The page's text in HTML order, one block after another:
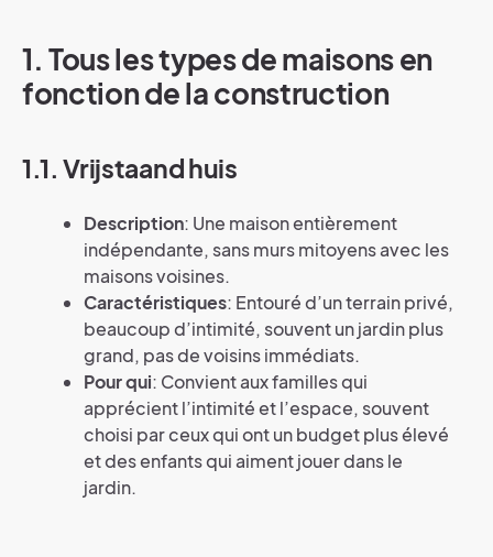
1. Tous les types de maisons en
fonction de la construction
1.1. Vrijstaand huis
Description: Une maison entièrement
indépendante, sans murs mitoyens avec les
maisons voisines.
Caractéristiques: Entouré d’un terrain privé,
beaucoup d’intimité, souvent un jardin plus
grand, pas de voisins immédiats.
Pour qui: Convient aux familles qui
apprécient l’intimité et l’espace, souvent
choisi par ceux qui ont un budget plus élevé
et des enfants qui aiment jouer dans le
jardin.